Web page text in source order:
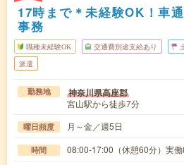
17時まで＊未経験OK！車
事務
職種未経験OK 交通費別途支給あり
派遣
勤務地 神奈川県高座郡
宮山駅から徒歩7分
曜日頻度 月～金／週5日
時間 08:00-17:00（休憩60分）実